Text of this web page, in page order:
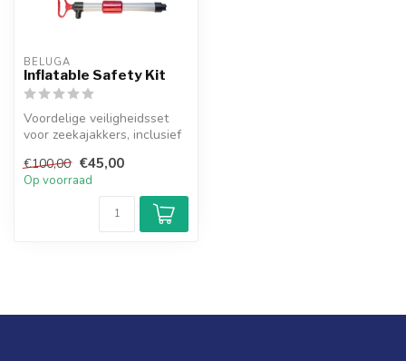
BELUGA
Inflatable Safety Kit
Voordelige veiligheidsset
voor zeekajakkers, inclusief
€100,00 €45,00
Op voorraad